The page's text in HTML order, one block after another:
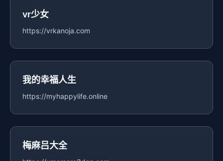
vr少女
https://vrkanoja.com
我的幸福人生
https://myhappylife.online
梅麻吕大全